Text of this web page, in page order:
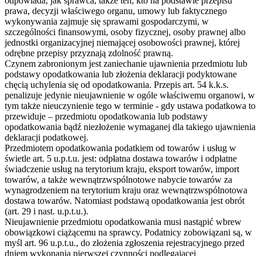
prawa, decyzji właściwego organu, umowy lub faktycznego
wykonywania zajmuje się sprawami gospodarczymi, w
szczególności finansowymi, osoby fizycznej, osoby prawnej albo
jednostki organizacyjnej niemającej osobowości prawnej, której
odrębne przepisy przyznają zdolność prawną.
Czynem zabronionym jest zaniechanie ujawnienia przedmiotu lub
podstawy opodatkowania lub złożenia deklaracji podyktowane
chęcią uchylenia się od opodatkowania. Przepis art. 54 k.k.s.
penalizuje jedynie nieujawnienie w ogóle właściwemu organowi, w
tym także nieuczynienie tego w terminie - gdy ustawa podatkowa to
przewiduje – przedmiotu opodatkowania lub podstawy
opodatkowania bądź niezłożenie wymaganej dla takiego ujawnienia
deklaracji podatkowej.
Przedmiotem opodatkowania podatkiem od towarów i usług w
świetle art. 5 u.p.t.u. jest: odpłatna dostawa towarów i odpłatne
świadczenie usług na terytorium kraju, eksport towarów, import
towarów, a także wewnątrzwspólnotowe nabycie towarów za
wynagrodzeniem na terytorium kraju oraz wewnątrzwspólnotowa
dostawa towarów. Natomiast podstawą opodatkowania jest obrót
(art. 29 i nast. u.p.t.u.).
Nieujawnienie przedmiotu opodatkowania musi nastąpić wbrew
obowiązkowi ciążącemu na sprawcy. Podatnicy zobowiązani są, w
myśl art. 96 u.p.t.u., do złożenia zgłoszenia rejestracyjnego przed
dniem wykonania pierwszej czynności podlegającej